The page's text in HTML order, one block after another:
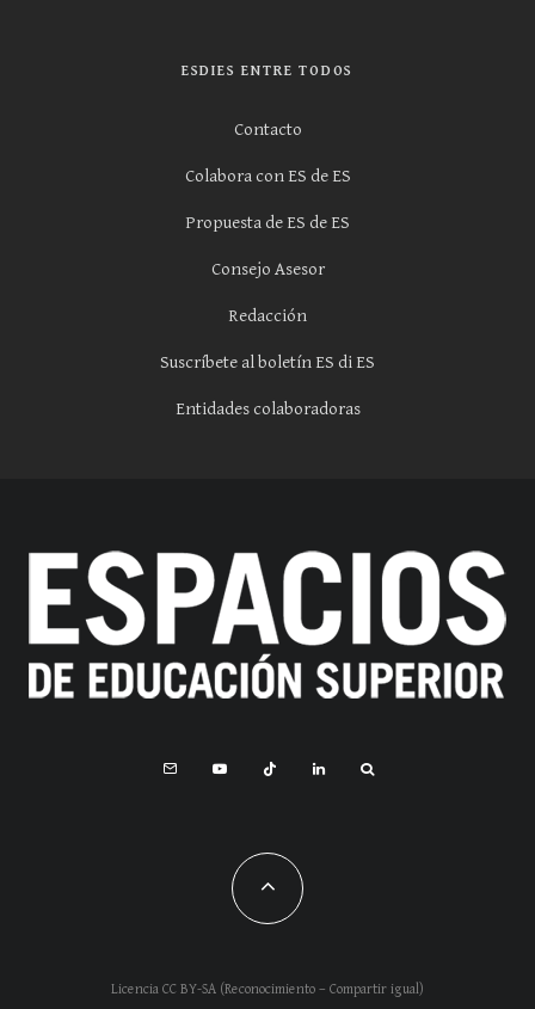
ESDIES ENTRE TODOS
Contacto
Colabora con ES de ES
Propuesta de ES de ES
Consejo Asesor
Redacción
Suscríbete al boletín ES di ES
Entidades colaboradoras
Licencia CC BY-SA (Reconocimiento – Compartir igual)